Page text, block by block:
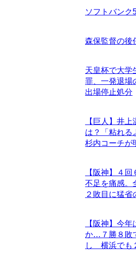
ソフトバンク
森保監督の後
天皇杯で大
罪、一発退場
出場停止処分
【巨人】井
は？「粘れる
杉内コーチが
【阪神】４
不足を痛感。
２敗目に猛省
【阪神】今
か…７勝８敗
し 横浜でも